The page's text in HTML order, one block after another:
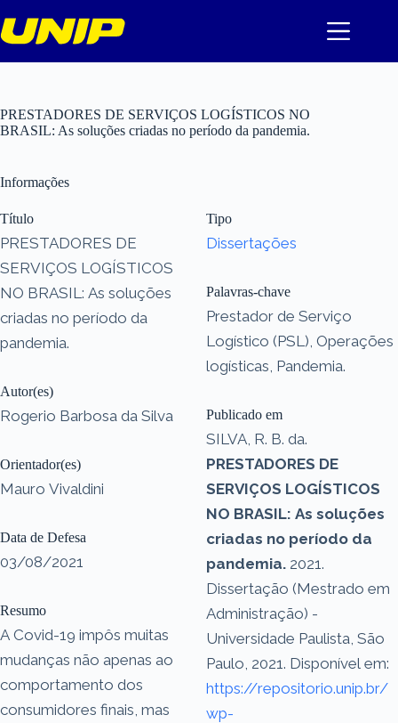
para
o
PRESTADORES DE SERVIÇOS LOGÍSTICOS NO
BRASIL: As soluções criadas no período da pandemia.
Informações
Título
PRESTADORES DE
SERVIÇOS LOGÍSTICOS
NO BRASIL: As soluções
criadas no período da
pandemia.
Autor(es)
Rogerio Barbosa da Silva
Orientador(es)
Mauro Vivaldini
Data de Defesa
03/08/2021
Resumo
A Covid-19 impôs muitas
mudanças não apenas ao
comportamento dos
consumidores finais, mas
Tipo
Dissertações
Palavras-chave
Prestador de Serviço
Logístico (PSL), Operações
logísticas, Pandemia.
Publicado em
SILVA, R. B. da.
PRESTADORES DE
SERVIÇOS LOGÍSTICOS
NO BRASIL: As soluções
criadas no período da
pandemia. 2021.
Dissertação (Mestrado em
Administração) -
Universidade Paulista, São
Paulo, 2021. Disponível em:
https://repositorio.unip.br/
wp-